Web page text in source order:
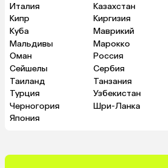
Италия
Казахстан
Кипр
Киргизия
Куба
Маврикий
Мальдивы
Марокко
Оман
Россия
Сейшелы
Сербия
Таиланд
Танзания
Турция
Узбекистан
Черногория
Шри-Ланка
Япония